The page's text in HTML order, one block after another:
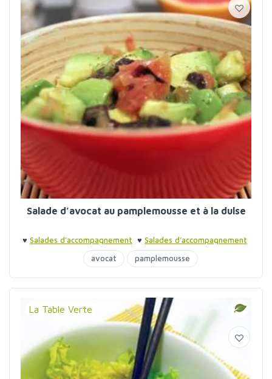
Salade d’avocat au pamplemousse et à la dulse
♥ Salades d'accompagnement ♥ Salades d'accompagnement
avocat
pamplemousse
La Table Verte